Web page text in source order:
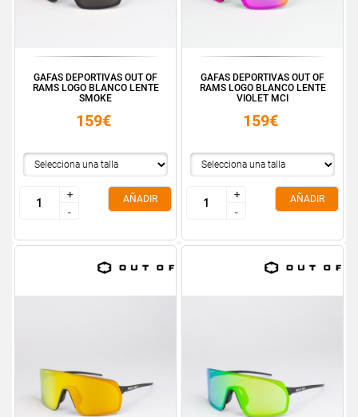
GAFAS DEPORTIVAS OUT OF
RAMS LOGO BLANCO LENTE
SMOKE
159€
+
-
+
-
AÑADIR
GAFAS DEPORTIVAS OUT OF
RAMS LOGO BLANCO LENTE
VIOLET MCI
159€
+
-
+
-
AÑADIR